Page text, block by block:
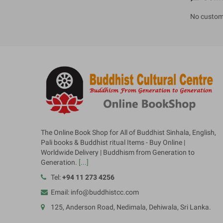
No
The Online Book Shop for All of Buddhist Sinhala, English,
Pali books & Buddhist ritual Items - Buy Online |
Worldwide Delivery | Buddhism from Generation to
Generation. [...]
Tel:+94 11 273 4256
Email: info@buddhistcc.com
125, Anderson Road, Nedimala, Dehiwala, Sri Lanka.